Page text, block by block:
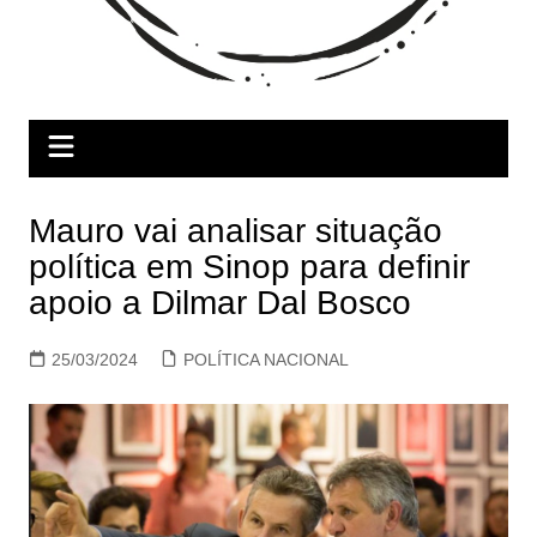
Mauro vai analisar situação
política em Sinop para definir
apoio a Dilmar Dal Bosco
25/03/2024 POLÍTICA NACIONAL